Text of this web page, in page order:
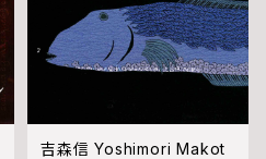
吉森信 Yoshimori Makot